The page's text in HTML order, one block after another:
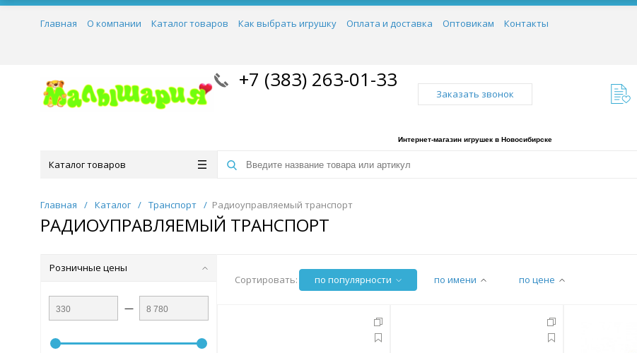
Главная О компании Каталог товаров Как выбрать игрушку Оплата и доставка Оптовикам Контакты
+7 (383) 263-01-33
Заказать звонок
Интернет-магазин игрушек в Новосибирске
Каталог товаров
Главная / Каталог / Транспорт / Радиоуправляемый транспорт
РАДИОУПРАВЛЯЕМЫЙ ТРАНСПОРТ
Розничные цены
—
Сортировать: по популярности по имени по цене